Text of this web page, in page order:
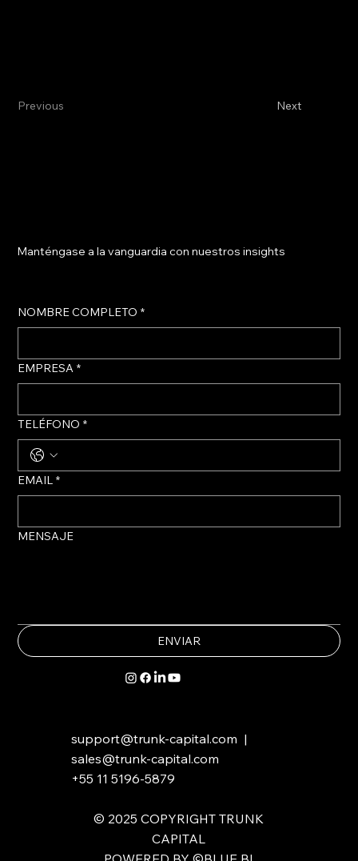
Next
Previous
Manténgase a la vanguardia con nuestros insights
NOMBRE COMPLETO *
EMPRESA *
TELÉFONO *
EMAIL *
MENSAJE
ENVIAR
support@trunk-capital.com |
sales@trunk-capital.com
+55 11 5196-5879
​​© 2025 COPYRIGHT TRUNK
CAPITAL